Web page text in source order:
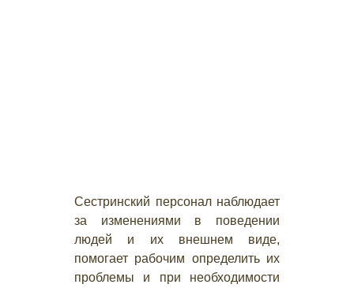
Сестринский персонал наблюдает
за изменениями в поведении
людей и их внешнем виде,
помогает рабочим определить их
проблемы и при необходимости